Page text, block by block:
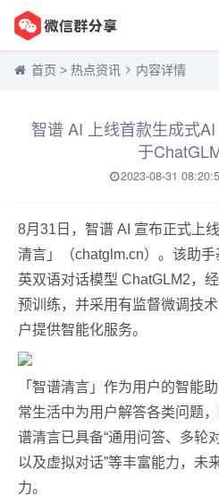
首页 > 热点资讯 内容详情
智谱 AI 上线首款生成式
于
2023-08-31
8月31日，智谱 AI 宣布正式上
清言」（chatglm.cn）。该助
英双语对话模型 ChatGLM2，
预训练，并采用有监督微调技
户提供智能化服务。
「智谱清言」作为用户的智能
常生活中为用户解答各类问题
谱清言已具备“通用问答、多轮
以及虚拟对话”等丰富能力，未
力。